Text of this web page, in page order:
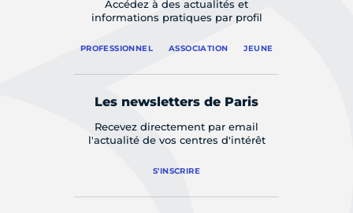
Accédez à des actualités et
informations pratiques par profil
PROFESSIONNEL ASSOCIATION JEUNE
Les newsletters de Paris
Recevez directement par email
l'actualité de vos centres d'intérêt
S'INSCRIRE